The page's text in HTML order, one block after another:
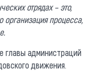
отрядах – это,
организация процесса,
главы администраций
движения.